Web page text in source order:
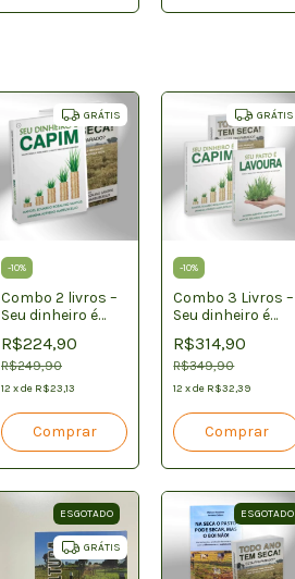
GRÁTIS
-10%
Combo 2 livros –
Seu dinheiro é
capim + Todo ano
tem seca! Esta
preparado
R$224,90
R$249,90
12 xde R$23,13
GRÁTIS
-10%
Combo 3 Livros –
Seu dinheiro é
Capim + Seu
pasto é Lavoura +
Todo ano tem
seca
R$314,90
R$349,90
12 xde R$32,39
ESGOTADO
GRÁTIS
ESGOTADO